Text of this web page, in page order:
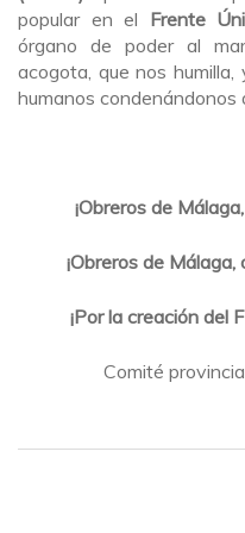
popular en el Frente
órgano de poder al
acogota, que nos
humanos condenándonos
¡Obreros de
¡Obreros de
¡Por la creación del
Comité